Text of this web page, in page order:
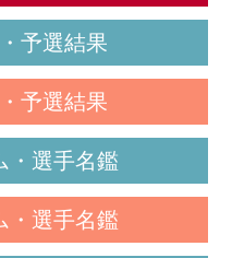
予選結果
予選結果
・選手名鑑
・選手名鑑